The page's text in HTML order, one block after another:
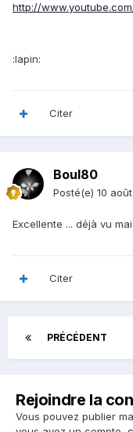
http://
:lapin:
Citer
Boul80
Posté(e) 10
Excellente ... déjà vu
Citer
PRÉCÉDENT
Rejoindre la
Vous pouvez publier